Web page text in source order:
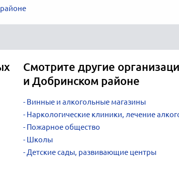
Смотрите другие
и Добринском районе
Винные и алкогольные магазины
Наркологические клиники, лечение
Пожарное общество
Школы
Детские сады, развивающие центры